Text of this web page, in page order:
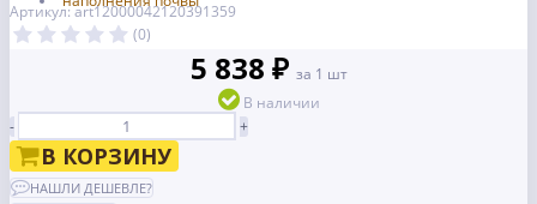
Артикул: art12000042120391359
(0)
5 838 ₽ за 1 шт
В наличии
-
+
В КОРЗИНУ
НАШЛИ ДЕШЕВЛЕ?